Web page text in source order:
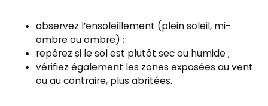
observez l’ensoleillement (plein soleil, mi-
ombre ou ombre) ;
repérez si le sol est plutôt sec ou humide ;
vérifiez également les zones exposées au vent
ou au contraire, plus abritées.